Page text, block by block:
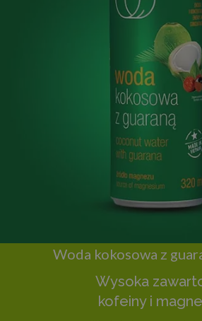
Woda kokosowa z
Wysoka
kofeiny i